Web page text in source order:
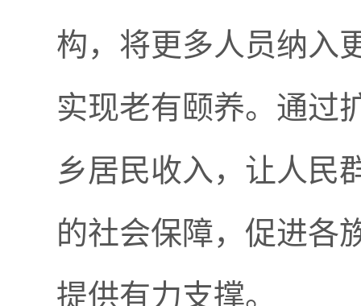
构，将更多人员纳入
实现老有颐养。通过
乡居民收入，让人民
的社会保障，促进各
提供有力支撑。